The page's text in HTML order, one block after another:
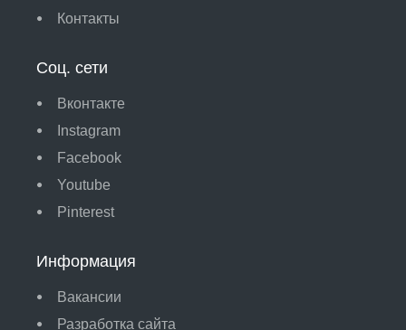
Контакты
Соц. сети
Вконтакте
Instagram
Facebook
Youtube
Pinterest
Информация
Вакансии
Разработка сайта